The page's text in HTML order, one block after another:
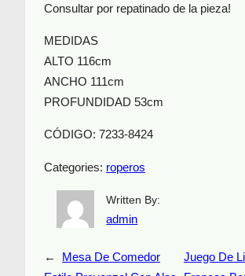
Consultar por repatinado de la pieza!
MEDIDAS
ALTO 116cm
ANCHO 111cm
PROFUNDIDAD 53cm
CÓDIGO: 7233-8424
Categories: roperos
Written By:
admin
←
Mesa De Comedor
Juego De